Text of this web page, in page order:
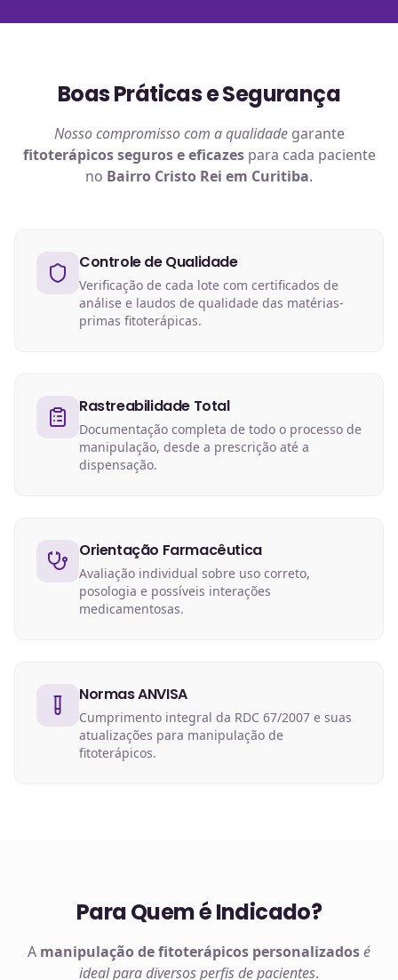
Boas Práticas e Segurança
Nosso compromisso com a qualidadegarante
fitoterápicosseguros e eficazespara cada paciente
no Bairro Cristo Rei em Curitiba.
Controle de Qualidade
Verificação de cada lote com certificados de
análise e laudos de qualidade das matérias-
primas fitoterápicas.
Rastreabilidade Total
Documentação completa de todo o processo de
manipulação, desde a prescrição até a
dispensação.
Orientação Farmacêutica
Avaliação individual sobre uso correto,
posologia e possíveis interações
medicamentosas.
Normas ANVISA
Cumprimento integral da RDC 67/2007 e suas
atualizações para manipulação de
fitoterápicos.
Para Quem é Indicado?
A manipulação defitoterápicos personalizadosé
ideal para diversos perfis de pacientes.